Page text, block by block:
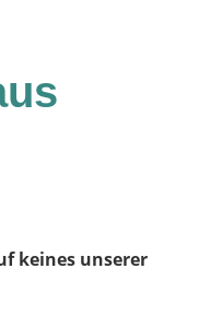
keines unserer